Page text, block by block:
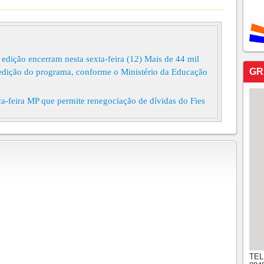
encerram nesta sexta-feira (12) Mais de 44 mil
do programa, conforme o Ministério da Educação
feira MP que permite renegociação de dívidas do Fies